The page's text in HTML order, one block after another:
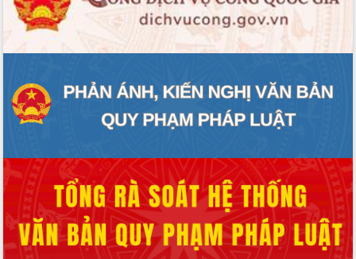
Hội thảo góp ý hồ sơ điều chỉnh quy
hoạch tỉnh Đắk Lắk thời kỳ 2021-2030,
tầm nhìn đến năm 2050
Nâng cao hiệu quả hoạt động của các
Hội nghị triển khai kết nối mạng
truyền số liệu chuyên dùng phục vụ cơ
quan Đảng, Nhà nước
tay làm sạch môi trường
Xã Ea Kar bước chuyển mình trong
công tác cải cách hành chính mô hình
mới
UBND tỉnh họp báo định kỳ tháng 4
năm 2026